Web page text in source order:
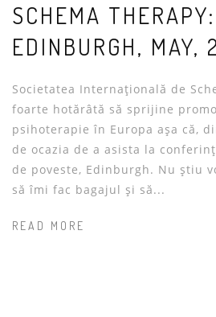
SCHEMA THERAPY:
EDINBURGH, MAY,
Societatea Internațională de
foarte hotărâtă să sprijine
psihoterapie în Europa așa că,
de ocazia de a asista la
de poveste, Edinburgh. Nu știu
să îmi fac bagajul și să...
READ MORE